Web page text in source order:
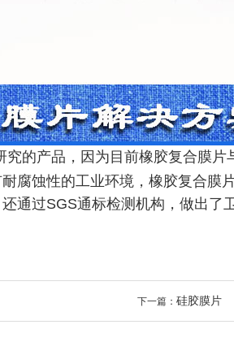
的产品，因为目前橡胶复合膜
腐蚀性的工业环境，橡胶复合膜
通过SGS通标检测机构，做出
下一篇： 硅胶膜片